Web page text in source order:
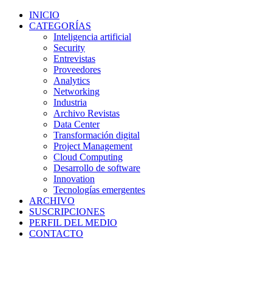
INICIO
CATEGORÍAS
Inteligencia artificial
Security
Entrevistas
Proveedores
Analytics
Networking
Industria
Archivo Revistas
Data Center
Transformación digital
Project Management
Cloud Computing
Desarrollo de software
Innovation
Tecnologías emergentes
ARCHIVO
SUSCRIPCIONES
PERFIL DEL MEDIO
CONTACTO